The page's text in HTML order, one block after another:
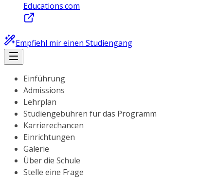
Educations.com
Empfiehl mir einen Studiengang
Einführung
Admissions
Lehrplan
Studiengebühren für das Programm
Karrierechancen
Einrichtungen
Galerie
Über die Schule
Stelle eine Frage